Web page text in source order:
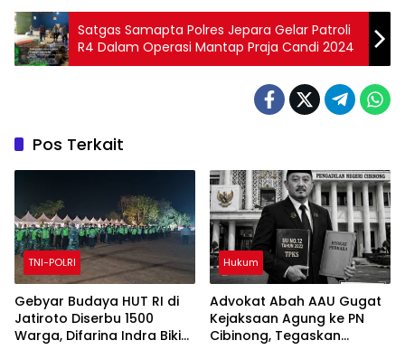
Satgas Samapta Polres Jepara Gelar Patroli
R4 Dalam Operasi Mantap Praja Candi 2024
Pos Terkait
TNI-POLRI
Gebyar Budaya HUT RI di
Jatiroto Diserbu 1500
Warga, Difarina Indra Bikin
Hukum
Advokat Abah AAU Gugat
Kejaksaan Agung ke PN
Cibinong, Tegaskan